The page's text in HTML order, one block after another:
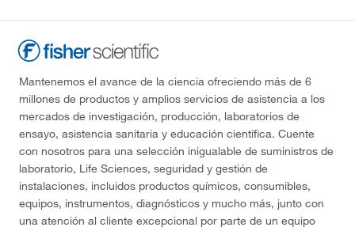
Mantenemos el avance de la ciencia ofreciendo más de 6
millones de productos y amplios servicios de asistencia a los
mercados de investigación, producción, laboratorios de
ensayo, asistencia sanitaria y educación científica. Cuente
con nosotros para una selección inigualable de suministros de
laboratorio, Life Sciences, seguridad y gestión de
instalaciones, incluidos productos químicos, consumibles,
equipos, instrumentos, diagnósticos y mucho más, junto con
una atención al cliente excepcional por parte de un equipo